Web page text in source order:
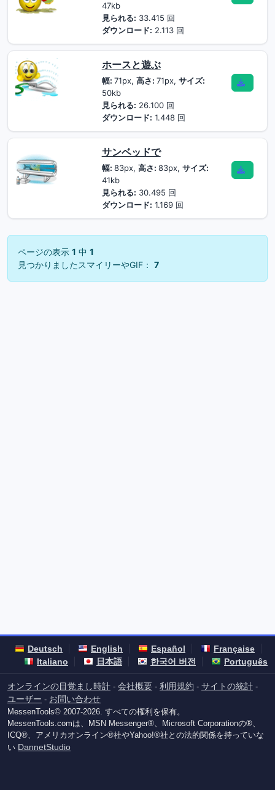
47kb
見られる: 33.415 回
ダウンロード: 2.113 回
ホースと遊ぶ
幅: 71px, 高さ: 71px, サイズ:
50kb
見られる: 26.100 回
ダウンロード: 1.448 回
サンベッドで
幅: 83px, 高さ: 83px, サイズ:
41kb
見られる: 30.495 回
ダウンロード: 1.169 回
ページの表示 1 中 1
見つかりましたスマイリーやGIF： 7
Deutsch English Español
Française
Italiano
日本語 한국어 버전 Português
オンラインの目覚まし時計 - 会社概要 - 利用規約 - サイトの統計 -
ユーザー - お問い合わせ
MessenTools© 2007-2026. すべての権利を保有。
MessenTools.comは、MSN Messenger®、Microsoft Corporationの®、
ICQ®、アメリカオンライン®社やYahoo!®社との法的関係を持っていな
い DannetStudio